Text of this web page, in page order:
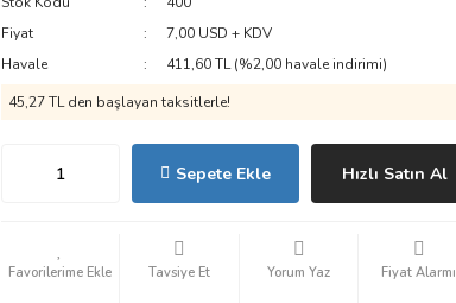
Fiyat
7,00 USD + KDV
Havale
411,60 TL (%2,00 havale indirimi)
45,27 TL den başlayan taksitlerle!
Sepete Ekle Hızlı Satın Al
Tavsiye Et Yorum Yaz Fiyat Alarmı